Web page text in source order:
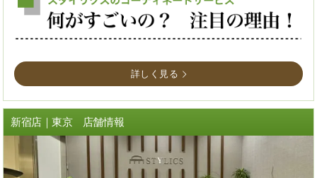
詳しく見る
新宿店｜東京 店舗情報